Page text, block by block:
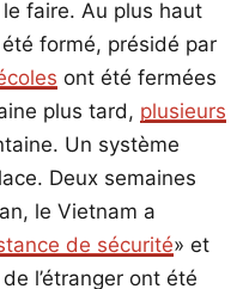
faire. Au plus haut
formé, présidé par
ont été fermées
plus tard, plusieurs
Un système
Deux semaines
le Vietnam a
de sécurité» et
l’étranger ont été